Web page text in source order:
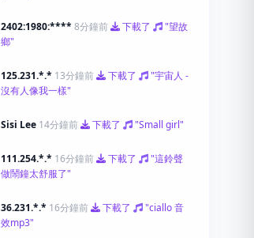
2402:1980:**** 8分鐘前 下載了
"望故
鄉"
125.231.*.* 13分鐘前 下載了
"宇宙人 -
沒有人像我一樣"
Sisi Lee 14分鐘前 下載了 "Small girl"
111.254.*.* 16分鐘前 下載了
"這鈴聲
做鬧鐘太舒服了"
36.231.*.* 16分鐘前 下載了
"ciallo 音
效mp3"